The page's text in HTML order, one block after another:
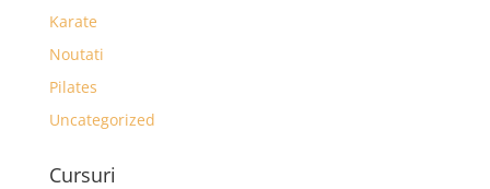
Karate
Noutati
Pilates
Uncategorized
Cursuri